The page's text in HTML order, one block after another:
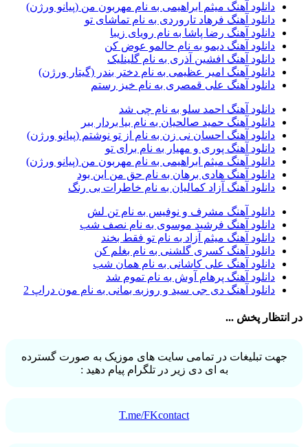
آرتین1
آرتین بهادری12
آرتین سلیمانی1
آردا1
آرسام 1
آرسام سالار 1
آرسین 2
آرش AP و مسیح
29
آرش آج1
آرش آرام1
آرش ای پی2
آرش تشکری1
آرش جلالی و آقا فرا1
آرش حسینی1
آرش خان احمدی
آرش داوری1
آرش رادان1
آرش رستمى1
آرش شعبانی2
آرش عزیزی1
آرش عنقا1
آرش فرخزاد1
آرش قیصر خواه
آرش کسری1
آرش کیهان1
دانلود آهنگ میثم ابراهیمی به نام مهربون من (پیانو ورژن)
دانلود آهنگ فرهاد تاروردی به نام تماشای تو
دانلود آهنگ رضا پاشا به نام رویای زیبا
دانلود آهنگ دیمو به نام حالمو عوض کن
دانلود آهنگ افشین آذری به نام گلینلیک
دانلود آهنگ امیر عظیمی به نام دختر بندر (گیتار ورژن)
دانلود آهنگ علی قمصری به نام خیز رستم
دانلود آهنگ احمد سلو به نام چی شد
دانلود آهنگ حمید صالحیان به نام بیا بردار ببر
دانلود آهنگ احسان نی زن به نام از تو نوشتم (پیانو ورژن)
دانلود آهنگ پوری و مهیار به نام برای تو
دانلود آهنگ میثم ابراهیمی به نام مهربون من (پیانو ورژن)
دانلود آهنگ هادی برهان به نام حق من این بود
دانلود آهنگ آزاد کمالیان به نام خاطرات بی رنگ
دانلود آهنگ مشرف و نوفیس به نام تن لش
دانلود آهنگ فرشید موسوی به نام نصف شب
دانلود آهنگ میثم آزاد به نام تو فقط بخند
دانلود آهنگ کسری گلشنی به نام بغلم کن
دانلود آهنگ علی کاشانی به نام همان شب
دانلود آهنگ پرهام آوش به نام تموم شد
دانلود آهنگ دی جی سید و روزبه بمانی به نام مون دراپ 2
در انتظار پخش ...
جهت تبلیغات در تمامی سایت های موزیک به صورت گسترده
به ای دی زیر در تلگرام پیام دهید :
T.me/FKcontact